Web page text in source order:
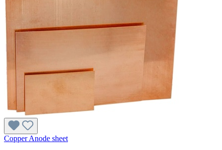
Copper Anode sheet